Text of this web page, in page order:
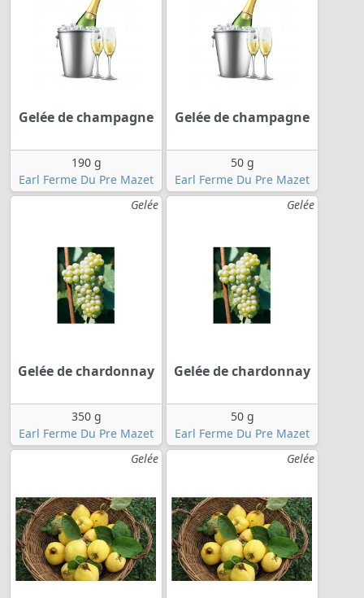
Gelée de champagne
190 g
Earl Ferme Du Pre Mazet
Gelée de champagne
50 g
Earl Ferme Du Pre Mazet
Gelée
Gelée de chardonnay
350 g
Earl Ferme Du Pre Mazet
Gelée
Gelée de chardonnay
50 g
Earl Ferme Du Pre Mazet
Gelée
Gelée